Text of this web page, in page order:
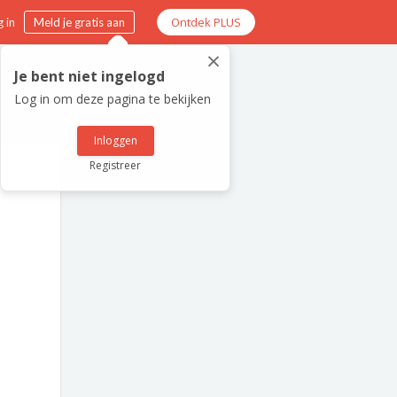
in Meld je gratis aan Ontdek PLUS
×
Je bent niet ingelogd
Log in om deze pagina te bekijken
Inloggen
Registreer